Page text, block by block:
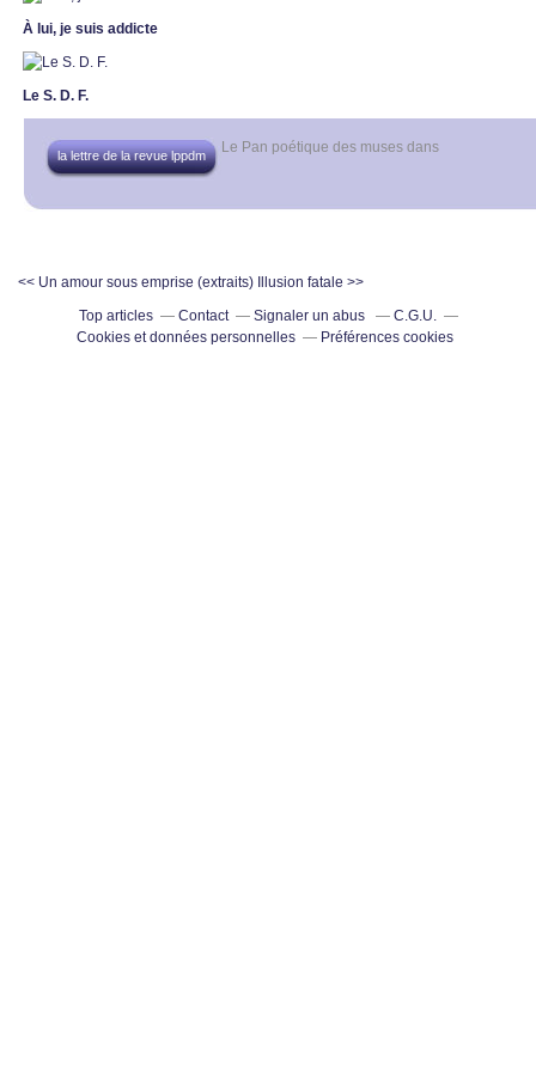
À lui, je suis addicte
Le S. D. F.
Le Pan poétique des muses dans
la lettre de la revue lppdm
<< Un amour sous emprise (extraits)
Illusion fatale >>
Top articles
Contact Signaler un abus
C.G.U.
Cookies et données personnelles
Préférences cookies